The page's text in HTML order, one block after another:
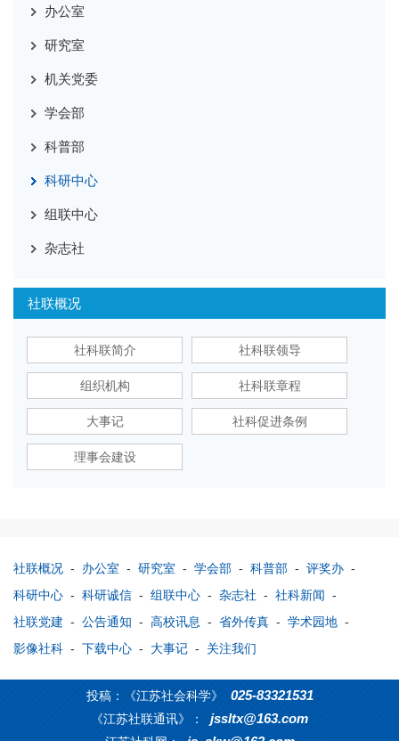
办公室
研究室
机关党委
学会部
科普部
科研中心
组联中心
杂志社
社联概况
社科联简介 社科联领导
组织机构 社科联章程
大事记 社科促进条例
理事会建设
社联概况 - 办公室 - 研究室 - 学会部 - 科普部 - 评奖办 -
科研中心 - 科研诚信 - 组联中心 - 杂志社 - 社科新闻 -
社联党建 - 公告通知 - 高校讯息 - 省外传真 - 学术园地 -
影像社科 - 下载中心 - 大事记 - 关注我们
投稿：《江苏社会科学》 025-83321531
《江苏社联通讯》： jssltx@163.com